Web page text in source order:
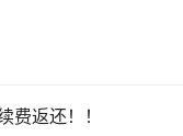
费返还！！